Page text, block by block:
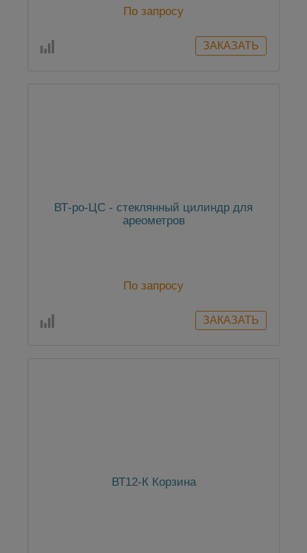
По запросу
ВТ-ро-ЦС - стеклянный цилиндр для
ареометров
По запросу
ВТ12-К Корзина